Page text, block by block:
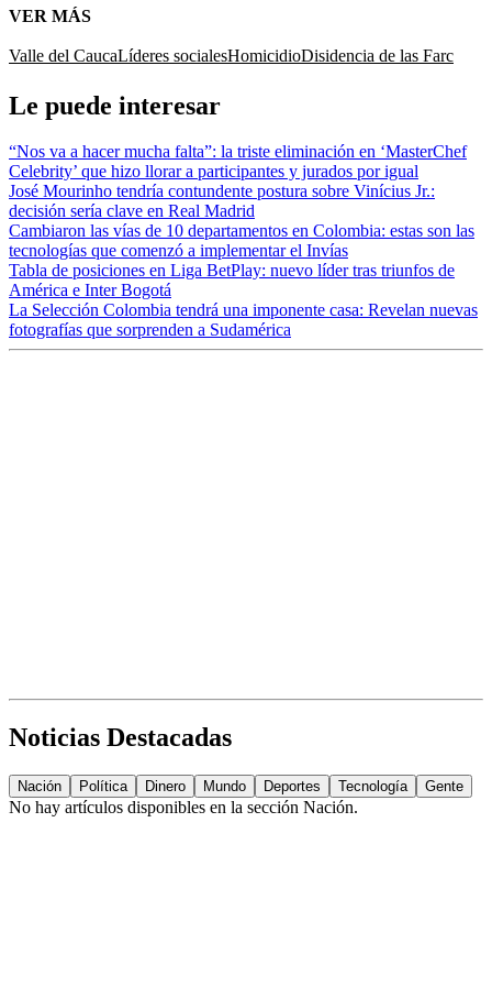
VER MÁS
Valle del CaucaLíderes socialesHomicidioDisidencia de las Farc
Le puede interesar
“Nos va a hacer mucha falta”: la triste eliminación en ‘MasterChef
Celebrity’ que hizo llorar a participantes y jurados por igual
José Mourinho tendría contundente postura sobre Vinícius Jr.:
decisión sería clave en Real Madrid
Cambiaron las vías de 10 departamentos en Colombia: estas son las
tecnologías que comenzó a implementar el Invías
Tabla de posiciones en Liga BetPlay: nuevo líder tras triunfos de
América e Inter Bogotá
La Selección Colombia tendrá una imponente casa: Revelan nuevas
fotografías que sorprenden a Sudamérica
Noticias Destacadas
Nación Política Dinero Mundo Deportes Tecnología Gente
No hay artículos disponibles en la sección Nación.